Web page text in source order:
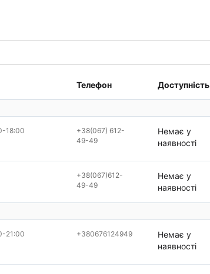
Телефон Доступність
18:00
+38(067) 612-
49-49
Немає у
наявності
+38(067)612-
49-49
Немає у
наявності
21:00 +380676124949
Немає у
наявності